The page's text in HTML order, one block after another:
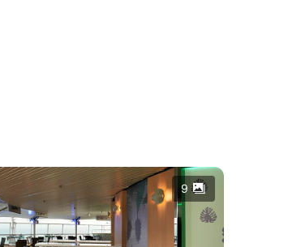
9